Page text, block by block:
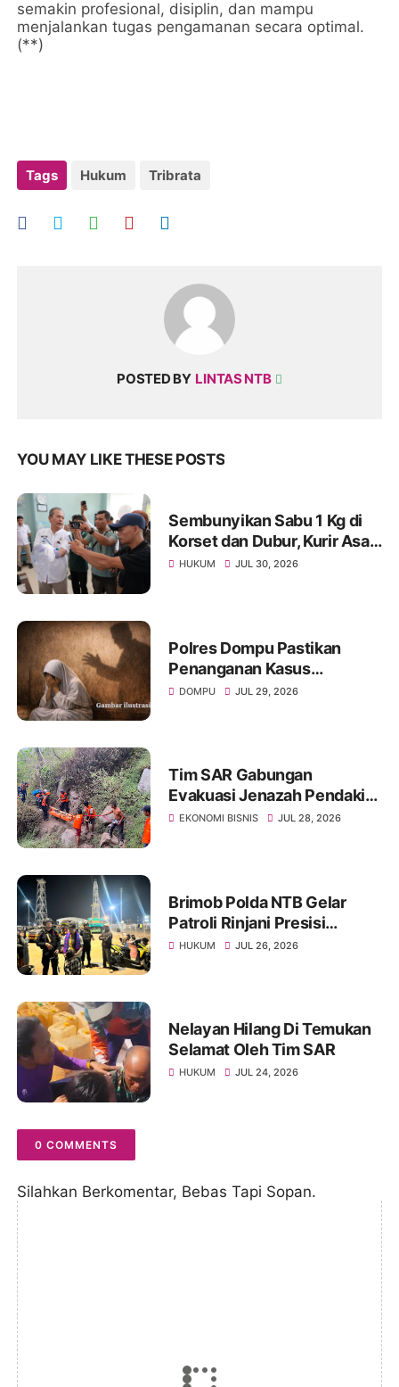
semakin profesional, disiplin, dan mampu
menjalankan tugas pengamanan secara optimal.
(**)
Tags Hukum Tribrata
POSTED BY LINTAS NTB
YOU MAY LIKE THESE POSTS
Sembunyikan Sabu 1 Kg di
Korset dan Dubur, Kurir Asal
Malaysia Diringkus BNNP
HUKUM JUL 30, 2026
Polres Dompu Pastikan
Penanganan Kasus
Pencabulan Di Tangani
DOMPU JUL 29, 2026
Tim SAR Gabungan
Evakuasi Jenazah Pendaki
yang Jatuh di Rinjani
EKONOMI BISNIS JUL 28, 2026
Brimob Polda NTB Gelar
Patroli Rinjani Presisi
Serentak, Perkuat
HUKUM JUL 26, 2026
Nelayan Hilang Di Temukan
Selamat Oleh Tim SAR
HUKUM JUL 24, 2026
0 COMMENTS
Silahkan Berkomentar, Bebas Tapi Sopan.